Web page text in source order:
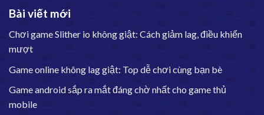
Bài viết mới
Chơi game Slither io không giật: Cách giảm lag, điều khiển
mượt
Game online không lag giật: Top dễ chơi cùng bạn bè
Game android sắp ra mắt đáng chờ nhất cho game thủ
mobile